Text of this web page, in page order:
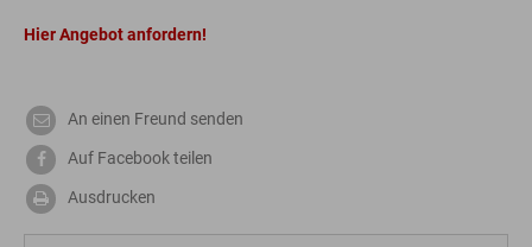
Hier Angebot anfordern!
An einen Freund senden
Auf Facebook teilen
Ausdrucken